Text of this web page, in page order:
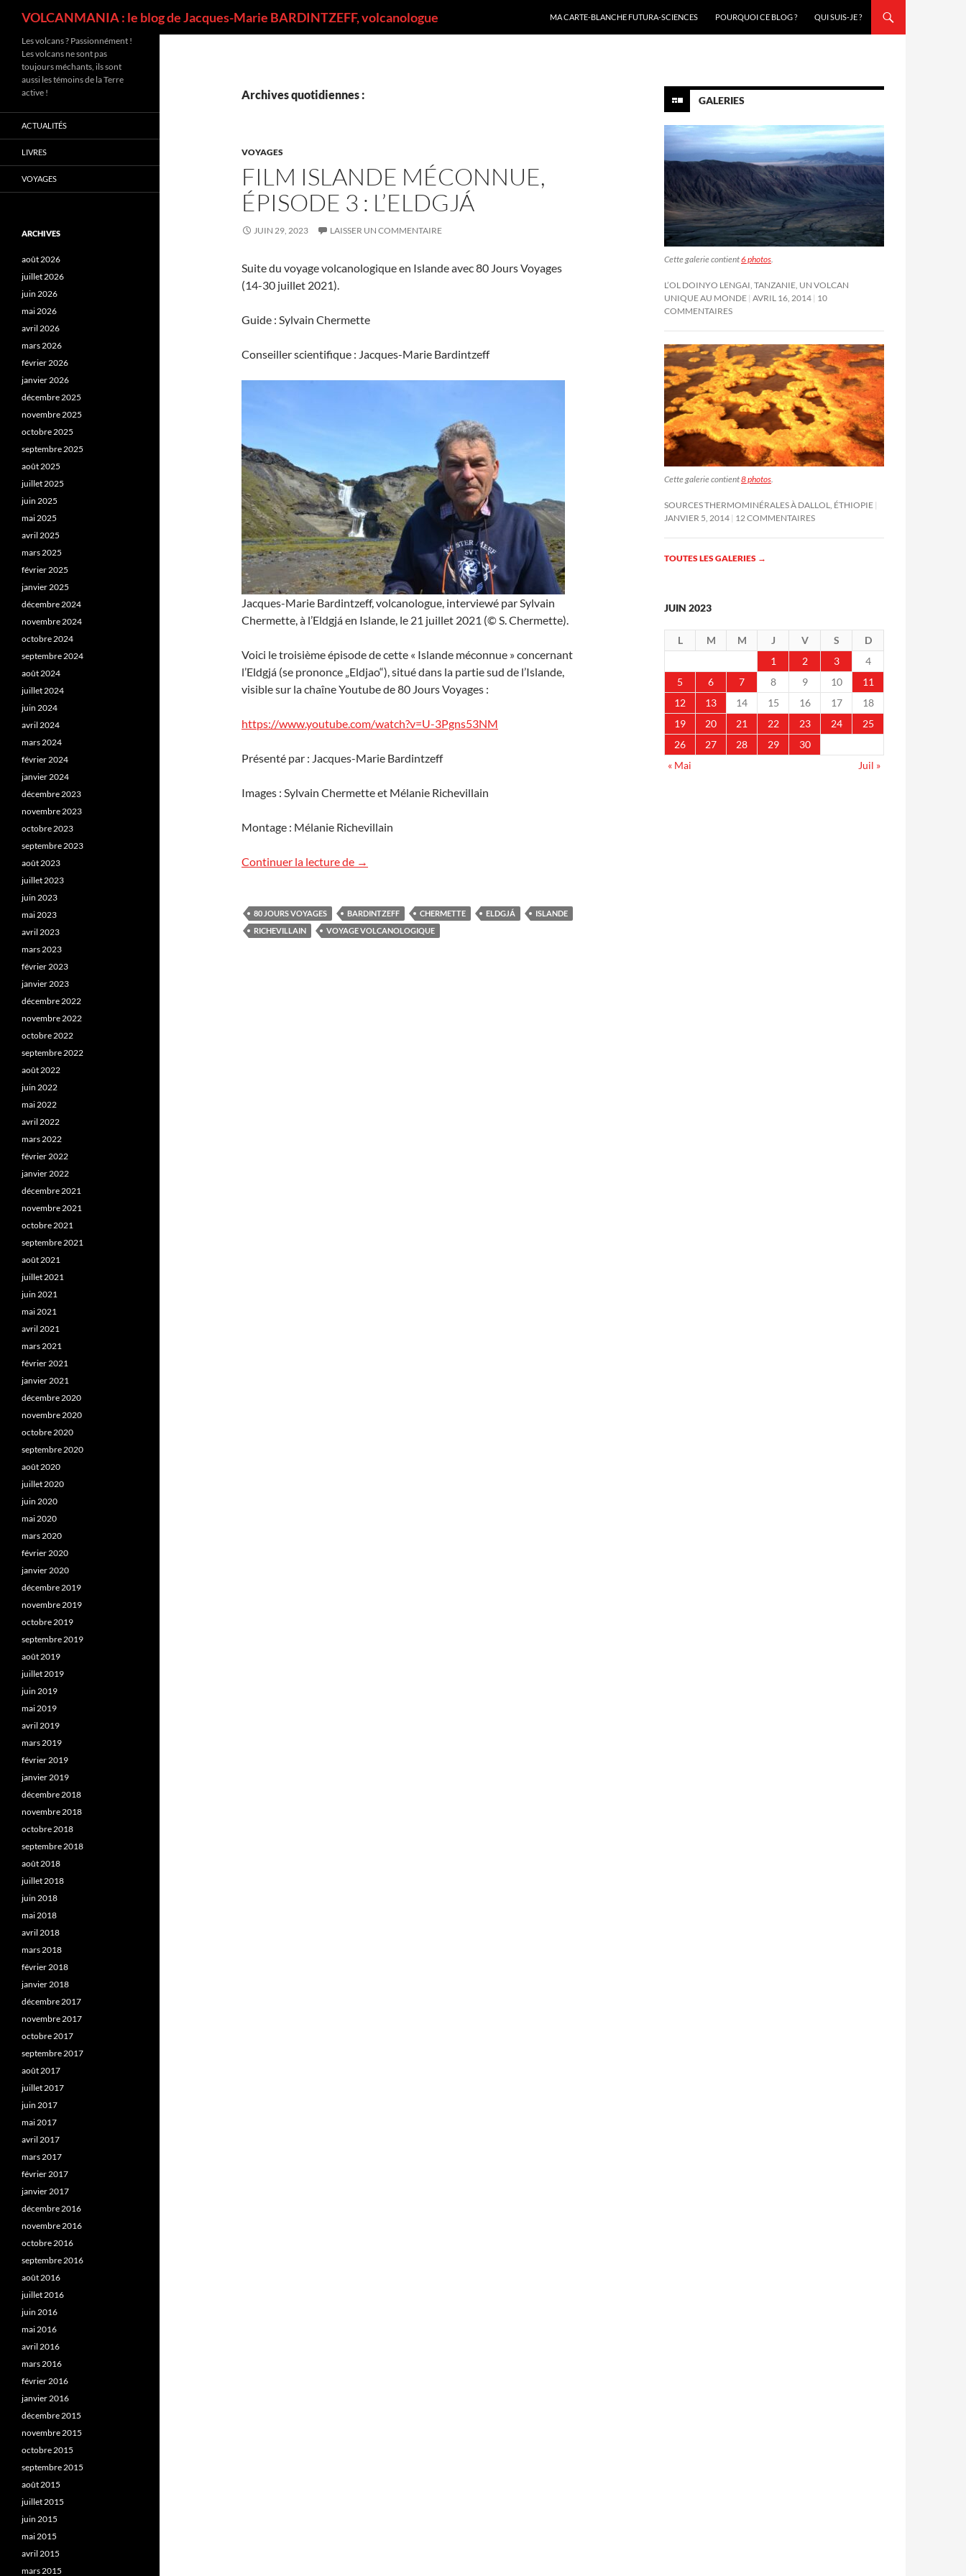
VOLCANMANIA : le blog de Jacques-Marie BARDINTZEFF, volcanologue
MA CARTE-BLANCHE FUTURA-SCIENCES
POURQUOI CE BLOG ? QUI SUIS-JE ?
Archives quotidiennes :
VOYAGES
FILM ISLANDE MÉCONNUE,
ÉPISODE 3 : L’ELDGJÁ
JUIN 29, 2023 LAISSER UN COMMENTAIRE
Suite du voyage volcanologique en Islande avec 80 Jours Voyages
(14-30 juillet 2021).
Guide : Sylvain Chermette
Conseiller scientifique : Jacques-Marie Bardintzeff
Jacques-Marie Bardintzeff, volcanologue, interviewé par Sylvain
Chermette, à l’Eldgjá en Islande, le 21 juillet 2021 (© S. Chermette).
Voici le troisième épisode de cette « Islande méconnue » concernant
l’Eldgjá (se prononce „Eldjao“), situé dans la partie sud de l’Islande,
visible sur la chaîne Youtube de 80 Jours Voyages :
https://www.youtube.com/watch?v=U-3Pgns53NM
Présenté par : Jacques-Marie Bardintzeff
Images : Sylvain Chermette et Mélanie Richevillain
Montage : Mélanie Richevillain
Continuer la lecture de Film Islande méconnue, épisode 3 : L’Eldgjá
→
80 JOURS VOYAGES BARDINTZEFF CHERMETTE ELDGJÁ
ISLANDE
RICHEVILLAIN
VOYAGE VOLCANOLOGIQUE
GALERIES
Cette galerie contient6 photos.
L’OL DOINYO LENGAI, TANZANIE, UN VOLCAN
UNIQUE AU MONDE AVRIL 16, 2014 10
COMMENTAIRES
Cette galerie contient8 photos
SOURCES THERMOMINÉRALES À DALLOL, ÉTHIOPIE
JANVIER 5, 2014 12 COMMENTAIRES
TOUTES LES GALERIES →
JUIN 2023
L M M J V S
D
1
2 3
4
5
6 7 8 9 10
11
12
13 14 15 16 17
18
19
20 21 22 23 24
25
26
27 28 29
30
« Mai
Juil »
Les volcans ? Passionnément !
Les volcans ne sont pas
toujours méchants, ils sont
aussi les témoins de la Terre
active !
ACTUALITÉS
LIVRES
VOYAGES
ARCHIVES
août 2026
juillet 2026
juin 2026
mai 2026
avril 2026
mars 2026
février 2026
janvier 2026
décembre 2025
novembre 2025
octobre 2025
septembre 2025
août 2025
juillet 2025
juin 2025
mai 2025
avril 2025
mars 2025
février 2025
janvier 2025
décembre 2024
novembre 2024
octobre 2024
septembre 2024
août 2024
juillet 2024
juin 2024
avril 2024
mars 2024
février 2024
janvier 2024
décembre 2023
novembre 2023
octobre 2023
septembre 2023
août 2023
juillet 2023
juin 2023
mai 2023
avril 2023
mars 2023
février 2023
janvier 2023
décembre 2022
novembre 2022
octobre 2022
septembre 2022
août 2022
juin 2022
mai 2022
avril 2022
mars 2022
février 2022
janvier 2022
décembre 2021
novembre 2021
octobre 2021
septembre 2021
août 2021
juillet 2021
juin 2021
mai 2021
avril 2021
mars 2021
février 2021
janvier 2021
décembre 2020
novembre 2020
octobre 2020
septembre 2020
août 2020
juillet 2020
juin 2020
mai 2020
mars 2020
février 2020
janvier 2020
décembre 2019
novembre 2019
octobre 2019
septembre 2019
août 2019
juillet 2019
juin 2019
mai 2019
avril 2019
mars 2019
février 2019
janvier 2019
décembre 2018
novembre 2018
octobre 2018
septembre 2018
août 2018
juillet 2018
juin 2018
mai 2018
avril 2018
mars 2018
février 2018
janvier 2018
décembre 2017
novembre 2017
octobre 2017
septembre 2017
août 2017
juillet 2017
juin 2017
mai 2017
avril 2017
mars 2017
février 2017
janvier 2017
décembre 2016
novembre 2016
octobre 2016
septembre 2016
août 2016
juillet 2016
juin 2016
mai 2016
avril 2016
mars 2016
février 2016
janvier 2016
décembre 2015
novembre 2015
octobre 2015
septembre 2015
août 2015
juillet 2015
juin 2015
mai 2015
avril 2015
mars 2015